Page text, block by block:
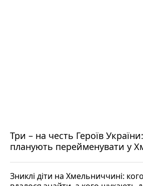
Три – на честь Героїв
планують перейменувати у
Зниклі діти на Хмельниччині: кого